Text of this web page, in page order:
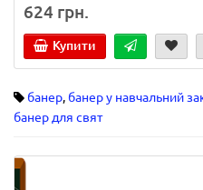
624 грн.
Купити
банер,банер у навчальний
банер для свят